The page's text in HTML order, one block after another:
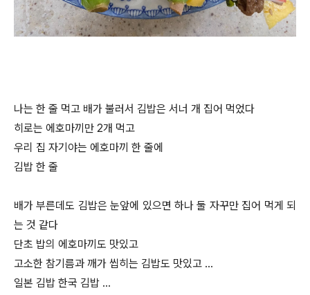
나는 한 줄 먹고 배가 불러서 김밥은 서너 개 집어 먹었다
히로는 에호마끼만 2개 먹고
우리 집 자기야는 에호마끼 한 줄에
김밥 한 줄
배가 부른데도 김밥은 눈앞에 있으면 하나 둘 자꾸만 집어 먹게 되
는 것 같다
단초 밥의 에호마끼도 맛있고
고소한 참기름과 깨가 씹히는 김밥도 맛있고 …
일본 김밥 한국 김밥 …